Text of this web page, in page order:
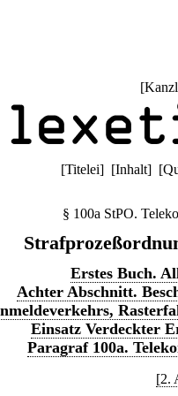
[
[Titelei] [Inhalt] [
§ 100a StPO.
Erstes Buch.
Achter Abschnitt.
Einsatz Verdeckter
Paragraf 100a.
[2.